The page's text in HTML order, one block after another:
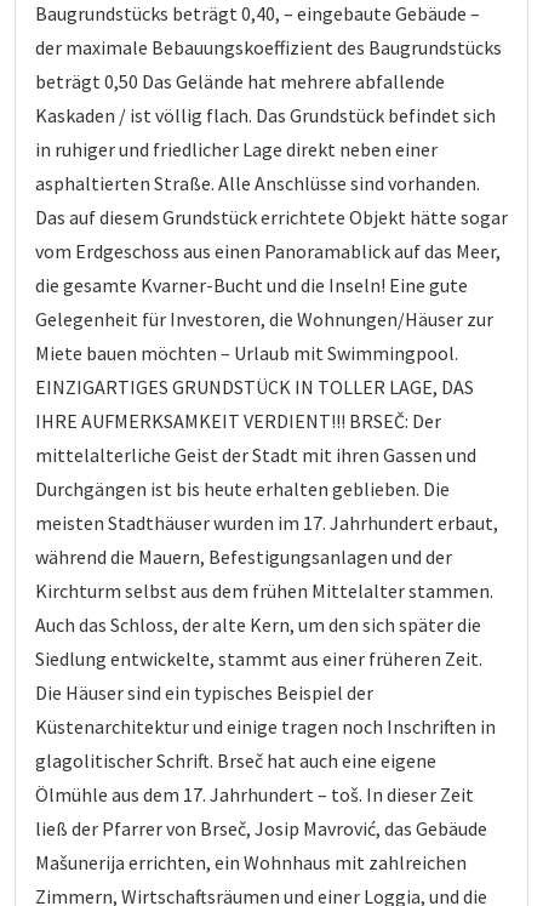
Baugrundstücks beträgt 0,40, – eingebaute Gebäude –
der maximale Bebauungskoeffizient des Baugrundstücks
beträgt 0,50 Das Gelände hat mehrere abfallende
Kaskaden / ist völlig flach. Das Grundstück befindet sich
in ruhiger und friedlicher Lage direkt neben einer
asphaltierten Straße. Alle Anschlüsse sind vorhanden.
Das auf diesem Grundstück errichtete Objekt hätte sogar
vom Erdgeschoss aus einen Panoramablick auf das Meer,
die gesamte Kvarner-Bucht und die Inseln! Eine gute
Gelegenheit für Investoren, die Wohnungen/Häuser zur
Miete bauen möchten – Urlaub mit Swimmingpool.
EINZIGARTIGES GRUNDSTÜCK IN TOLLER LAGE, DAS
IHRE AUFMERKSAMKEIT VERDIENT!!! BRSEČ: Der
mittelalterliche Geist der Stadt mit ihren Gassen und
Durchgängen ist bis heute erhalten geblieben. Die
meisten Stadthäuser wurden im 17. Jahrhundert erbaut,
während die Mauern, Befestigungsanlagen und der
Kirchturm selbst aus dem frühen Mittelalter stammen.
Auch das Schloss, der alte Kern, um den sich später die
Siedlung entwickelte, stammt aus einer früheren Zeit.
Die Häuser sind ein typisches Beispiel der
Küstenarchitektur und einige tragen noch Inschriften in
glagolitischer Schrift. Brseč hat auch eine eigene
Ölmühle aus dem 17. Jahrhundert – toš. In dieser Zeit
ließ der Pfarrer von Brseč, Josip Mavrović, das Gebäude
Mašunerija errichten, ein Wohnhaus mit zahlreichen
Zimmern, Wirtschaftsräumen und einer Loggia, und die